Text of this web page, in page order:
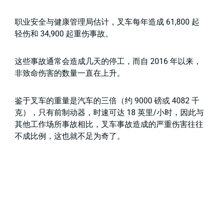
职业安全与健康管理局估计，叉车每年造成 61,800 起
轻伤和 34,900 起重伤事故。
这些事故通常会造成几天的停工，而自 2016 年以来，
非致命伤害的数量一直在上升。
鉴于叉车的重量是汽车的三倍（约 9000 磅或 4082 千
克），只有前制动器，时速可达 18 英里/小时，因此与
其他工作场所事故相比，叉车事故造成的严重伤害往往
不成比例，这也就不足为奇了。